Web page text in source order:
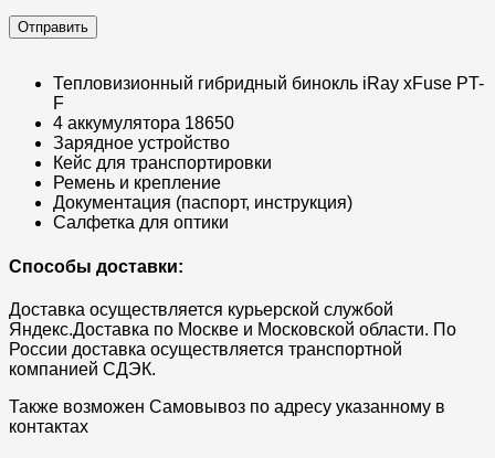
Тепловизионный гибридный бинокль iRay xFuse PT-
F
4 аккумулятора 18650
Зарядное устройство
Кейс для транспортировки
Ремень и крепление
Документация (паспорт, инструкция)
Салфетка для оптики
Способы доставки:
Доставка осуществляется курьерской службой
Яндекс.Доставка по Москве и Московской области. По
России доставка осуществляется транспортной
компанией СДЭК.
Также возможен Самовывоз по адресу указанному в
контактах